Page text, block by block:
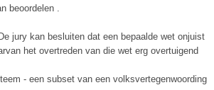
beoordelen .
jury kan besluiten dat een bepaalde wet onjuist
het overtreden van die wet erg overtuigend
- een subset van een volksvertegenwoording